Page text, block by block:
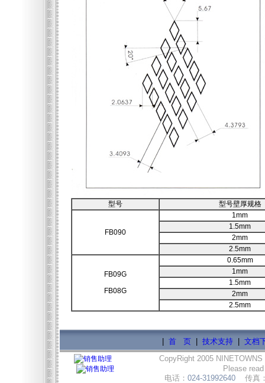
型号 型号壁厚规格
FB090
1mm
1.5mm
2mm
2.5mm
FB09G
FB08G
0.65mm
1mm
1.5mm
2mm
2.5mm
首 页| 技术支持| 文档
CopyRight 2005 NINETOWNS
Please
电话： 024-31992640 传真